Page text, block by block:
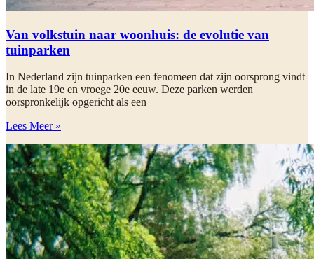
Van volkstuin naar woonhuis: de evolutie van
tuinparken
In Nederland zijn tuinparken een fenomeen dat zijn oorsprong vindt
in de late 19e en vroege 20e eeuw. Deze parken werden
oorspronkelijk opgericht als een
Lees Meer »